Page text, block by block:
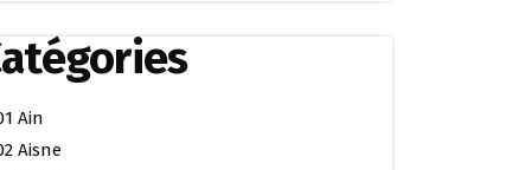
Ain
Aisne